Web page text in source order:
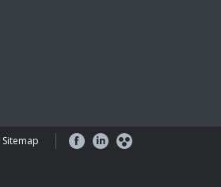
Sitemap